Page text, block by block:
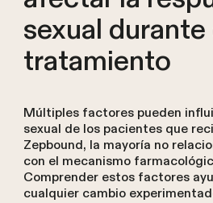
sexual durante
tratamiento
Múltiples factores pueden
sexual de los pacientes que
Zepbound, la mayoría no
con el mecanismo
Comprender estos factores
cualquier cambio